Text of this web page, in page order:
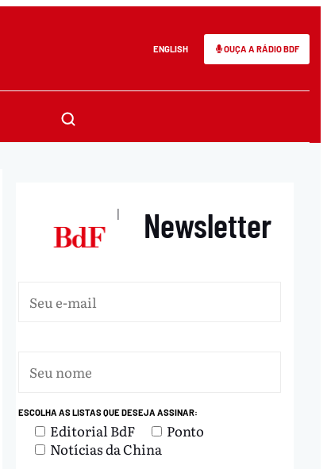
ENGLISH OUÇA A RÁDIO BDF
| Newsletter
ESCOLHA AS LISTAS QUE DESEJA ASSINAR:
Editorial BdF
Ponto
Notícias da China